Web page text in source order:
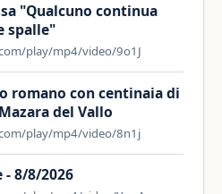
"Qualcuno continua
spalle"
play/mp4/video/9o1J
romano con centinaia di
del Vallo
play/mp4/video/8n1j
- 8/8/2026